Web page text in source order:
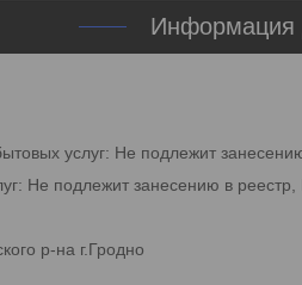
Информация
услуг: Не подлежит
Не подлежит занесению в реестр,
р-на г.Гродно